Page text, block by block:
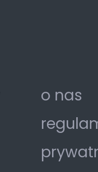
o nas